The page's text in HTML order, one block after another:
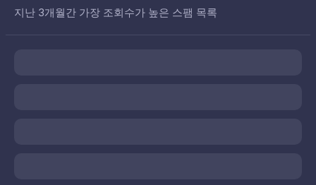
지난 3개월간 가장 조회수가 높은 스팸 목록